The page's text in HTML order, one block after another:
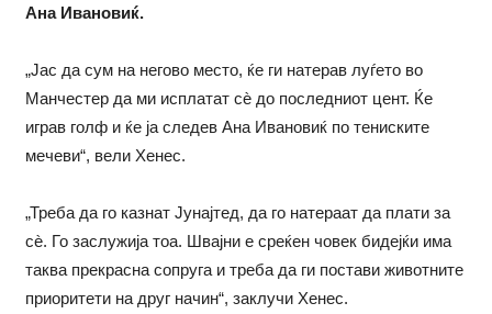
Ана Ивановиќ.
„Јас да сум на негово место, ќе ги натерав луѓето во
Манчестер да ми исплатат сѐ до последниот цент. Ќе
играв голф и ќе ја следев Ана Ивановиќ по тениските
мечеви“, вели Хенес.
„Треба да го казнат Јунајтед, да го натераат да плати за
сѐ. Го заслужија тоа. Швајни е среќен човек бидејќи има
таква прекрасна сопруга и треба да ги постави животните
приоритети на друг начин“, заклучи Хенес.